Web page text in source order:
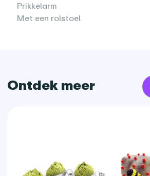
Prikkelarm
Met een rolstoel
Ontdek meer